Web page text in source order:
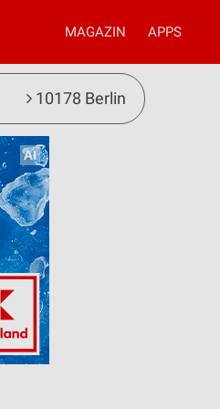
MAGAZIN APPS
10178 Berlin